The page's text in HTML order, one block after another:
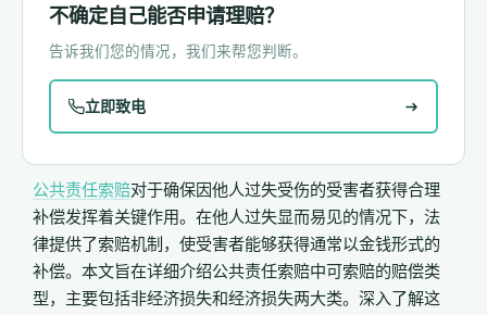
公共责任索赔对于确保因他人过失受伤的受害者获得合理
补偿发挥着关键作用。在他人过失显而易见的情况下，法
律提供了索赔机制，使受害者能够获得通常以金钱形式的
补偿。本文旨在详细介绍公共责任索赔中可索赔的赔偿类
型，主要包括非经济损失和经济损失两大类。深入了解这
不确定自己能否申请理赔？
告诉我们您的情况，我们来帮您判断。
立即致电